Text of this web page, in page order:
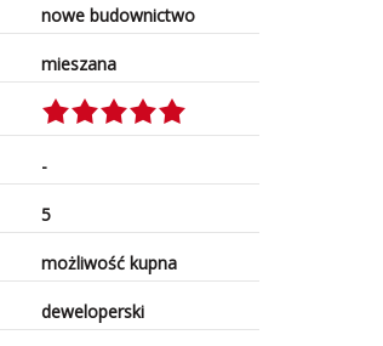
nowe budownictwo
mieszana
-
5
możliwość kupna
deweloperski